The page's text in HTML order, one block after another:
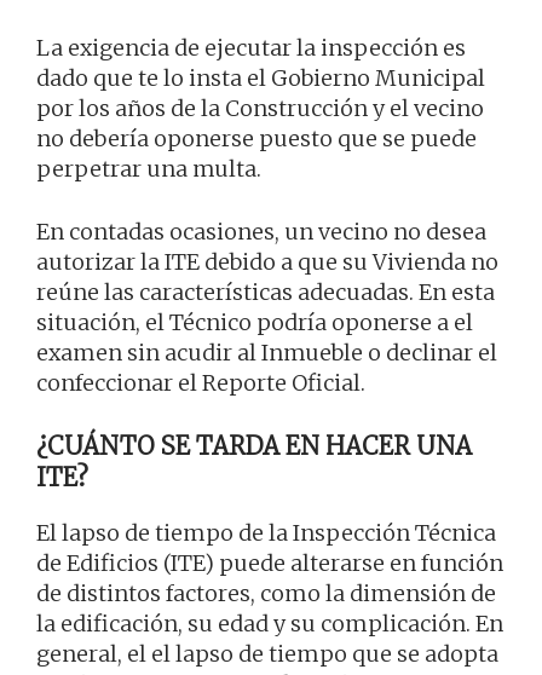
La exigencia de ejecutar la inspección es
dado que te lo insta el Gobierno Municipal
por los años de la Construcción y el vecino
no debería oponerse puesto que se puede
perpetrar una multa.
En contadas ocasiones, un vecino no desea
autorizar la ITE debido a que su Vivienda no
reúne las características adecuadas. En esta
situación, el Técnico podría oponerse a el
examen sin acudir al Inmueble o declinar el
confeccionar el Reporte Oficial.
¿CUÁNTO SE TARDA EN HACER UNA
ITE?
El lapso de tiempo de la Inspección Técnica
de Edificios (ITE) puede alterarse en función
de distintos factores, como la dimensión de
la edificación, su edad y su complicación. En
general, el el lapso de tiempo que se adopta